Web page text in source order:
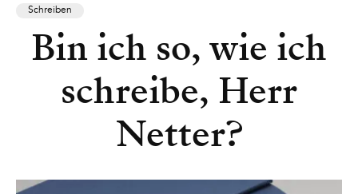
Schreiben
Bin ich so, wie ich
schreibe, Herr
Netter?